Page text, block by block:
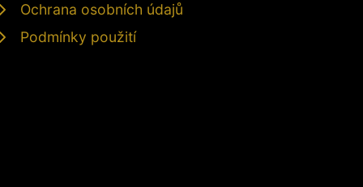
Ochrana osobních údajů
Podmínky použití